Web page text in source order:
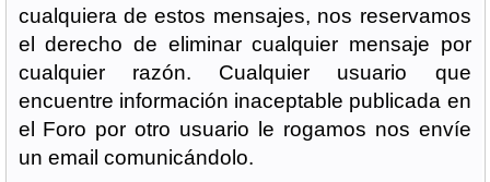
cualquiera de estos mensajes, nos reservamos
el derecho de eliminar cualquier mensaje por
cualquier razón. Cualquier usuario que
encuentre información inaceptable publicada en
el Foro por otro usuario le rogamos nos envíe
un email comunicándolo.